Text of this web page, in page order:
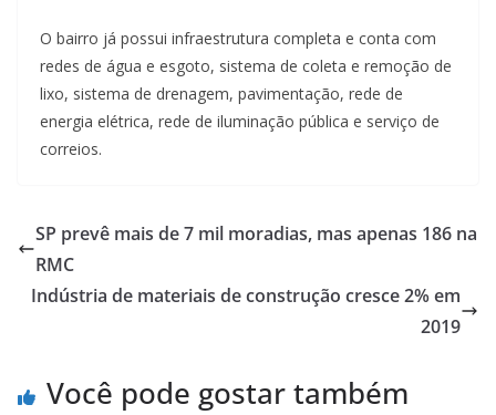
O bairro já possui infraestrutura completa e conta com
redes de água e esgoto, sistema de coleta e remoção de
lixo, sistema de drenagem, pavimentação, rede de
energia elétrica, rede de iluminação pública e serviço de
correios.
SP prevê mais de 7 mil moradias, mas apenas 186 na
RMC
Indústria de materiais de construção cresce 2% em
2019
Você pode gostar também